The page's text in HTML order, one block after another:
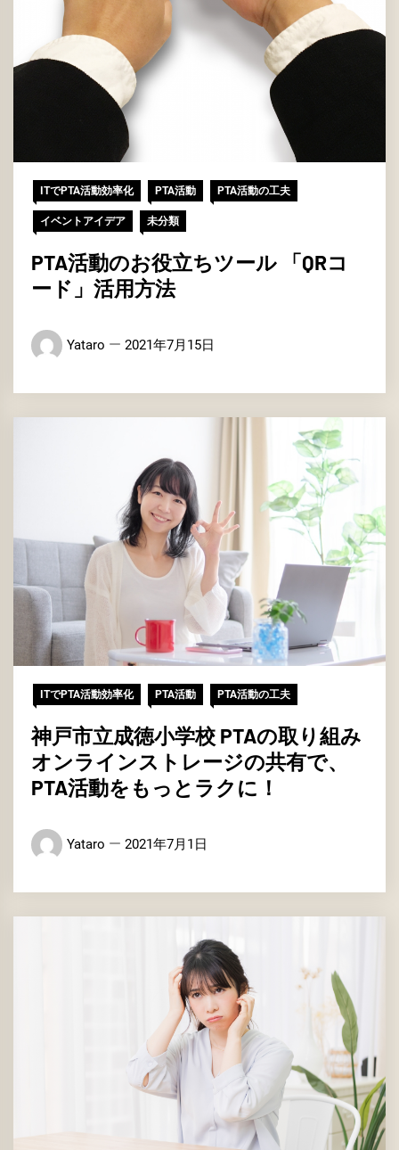
ITでPTA活動効率化 PTA活動 PTA活動の工夫
イベントアイデア 未分類
PTA活動のお役立ちツール 「QRコ
ード」活用方法
Yataro 2021年7月15日
ITでPTA活動効率化 PTA活動 PTA活動の工夫
神戸市立成徳小学校 PTAの取り組み
オンラインストレージの共有で、
PTA活動をもっとラクに！
Yataro 2021年7月1日